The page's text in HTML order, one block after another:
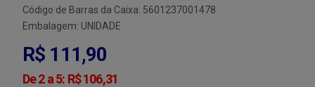
Código de Barras da Caixa: 5601237001478
Embalagem: UNIDADE
R$ 111,90
De 2 a 5: R$ 106,31